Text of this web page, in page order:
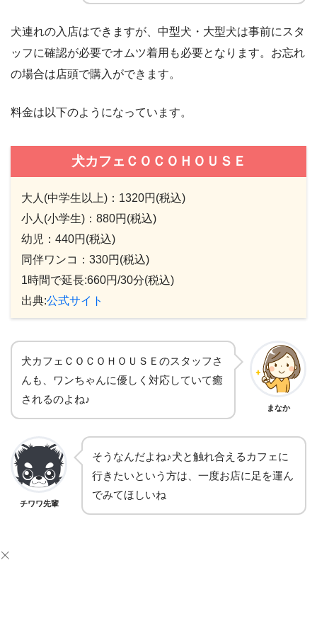
犬連れの入店はできますが、中型犬・大型犬は事前にスタ
ッフに確認が必要でオムツ着用も必要となります。お忘れ
の場合は店頭で購入ができます。
料金は以下のようになっています。
犬カフェＣＯＣＯＨＯＵＳＥ
大人(中学生以上)：1320円(税込)
小人(小学生)：880円(税込)
幼児：440円(税込)
同伴ワンコ：330円(税込)
1時間で延長:660円/30分(税込)
出典:公式サイト
犬カフェＣＯＣＯＨＯＵＳＥのスタッフさ
んも、ワンちゃんに優しく対応していて癒
されるのよね♪
まなか
チワワ先輩
そうなんだよね♪犬と触れ合えるカフェに
行きたいという方は、一度お店に足を運ん
でみてほしいね